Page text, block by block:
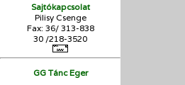
Sajtókapcsolat
Pilisy Csenge
Fax: 36/ 313-838
30 /218-3520
GG Tánc Eger